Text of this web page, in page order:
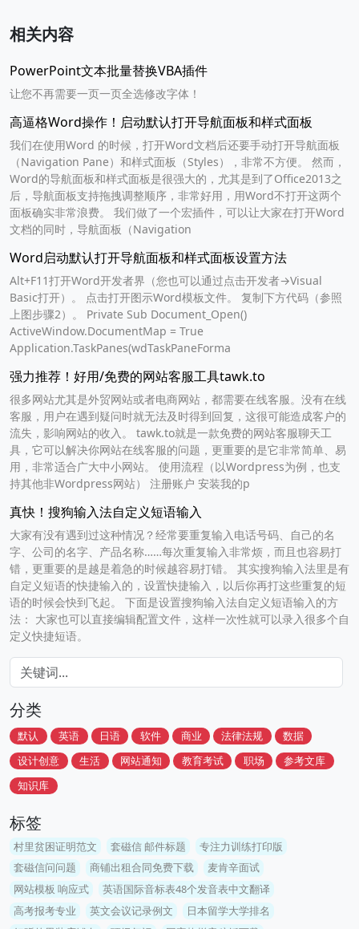
相关内容
PowerPoint文本批量替换VBA插件
让您不再需要一页一页全选修改字体！
高逼格Word操作！启动默认打开导航面板和样式面板
我们在使用Word 的时候，打开Word文档后还要手动打开导航面板
（Navigation Pane）和样式面板（Styles），非常不方便。 然而，
Word的导航面板和样式面板是很强大的，尤其是到了Office2013之
后，导航面板支持拖拽调整顺序，非常好用，用Word不打开这两个
面板确实非常浪费。 我们做了一个宏插件，可以让大家在打开Word
文档的同时，导航面板（Navigation
Word启动默认打开导航面板和样式面板设置方法
Alt+F11打开Word开发者界（您也可以通过点击开发者→Visual
Basic打开）。 点击打开图示Word模板文件。 复制下方代码（参照
上图步骤2）。 Private Sub Document_Open()
ActiveWindow.DocumentMap = True
Application.TaskPanes(wdTaskPaneForma
强力推荐！好用/免费的网站客服工具tawk.to
很多网站尤其是外贸网站或者电商网站，都需要在线客服。没有在线
客服，用户在遇到疑问时就无法及时得到回复，这很可能造成客户的
流失，影响网站的收入。 tawk.to就是一款免费的网站客服聊天工
具，它可以解决你网站在线客服的问题，更重要的是它非常简单、易
用，非常适合广大中小网站。 使用流程（以Wordpress为例，也支
持其他非Wordpress网站） 注册账户 安装我的p
真快！搜狗输入法自定义短语输入
大家有没有遇到过这种情况？经常要重复输入电话号码、自己的名
字、公司的名字、产品名称……每次重复输入非常烦，而且也容易打
错，更重要的是越是着急的时候越容易打错。 其实搜狗输入法里是有
自定义短语的快捷输入的，设置快捷输入，以后你再打这些重复的短
语的时候会快到飞起。 下面是设置搜狗输入法自定义短语输入的方
法： 大家也可以直接编辑配置文件，这样一次性就可以录入很多个自
定义快捷短语。
分类
默认 英语 日语 软件 商业 法律法规
数据
设计创意
生活 网站通知 教育考试 职场
参考文库
知识库
标签
村里贫困证明范文 套磁信 邮件标题
专注力训练打印版
套磁信问问题
商铺出租合同免费下载
麦肯辛面试
网站模板 响应式
英语国际音标表48个发音表中文翻译
高考报考专业
英文会议记录例文
日本留学大学排名